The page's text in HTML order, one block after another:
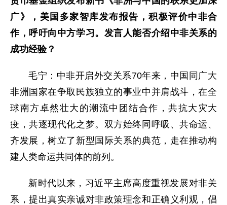
广》，美国多家智库发布报告，积极评价中非合
作，呼吁向中方学习。发言人能否介绍中非关系的
成功经验？
毛宁：中非开启外交关系70年来，中国同广大
非洲国家在争取民族独立的事业中并肩战斗，在全
球南方卓然壮大的潮流中团结合作，共抗大灾大
疫，共逐现代化之梦。双方始终同呼吸、共命运、
齐发展，树立了新型国际关系的典范，走在推动构
建人类命运共同体的前列。
新时代以来，习近平主席高度重视发展对非关
系，提出真实亲诚对非政策理念和正确义利观，倡